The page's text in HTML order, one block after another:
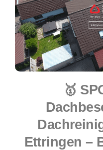
🥇
Ettringen –